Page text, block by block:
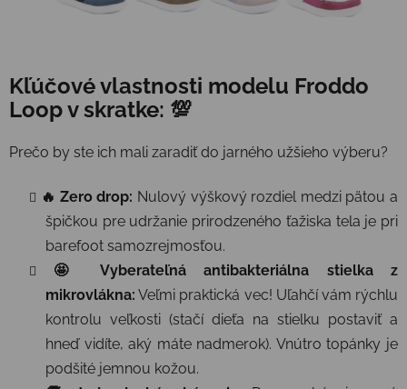
Kľúčové vlastnosti modelu Froddo
Loop v skratke: 💯
Prečo by ste ich mali zaradiť do jarného užšieho výberu?
🔥 Zero drop: Nulový výškový rozdiel medzi pätou a
špičkou pre udržanie prirodzeného ťažiska tela je pri
barefoot samozrejmosťou.
🤩 Vyberateľná antibakteriálna stielka z
mikrovlákna: Veľmi praktická vec! Uľahčí vám rýchlu
kontrolu veľkosti (stačí dieťa na stielku postaviť a
hneď vidíte, aký máte nadmerok). Vnútro topánky je
podšité jemnou kožou.